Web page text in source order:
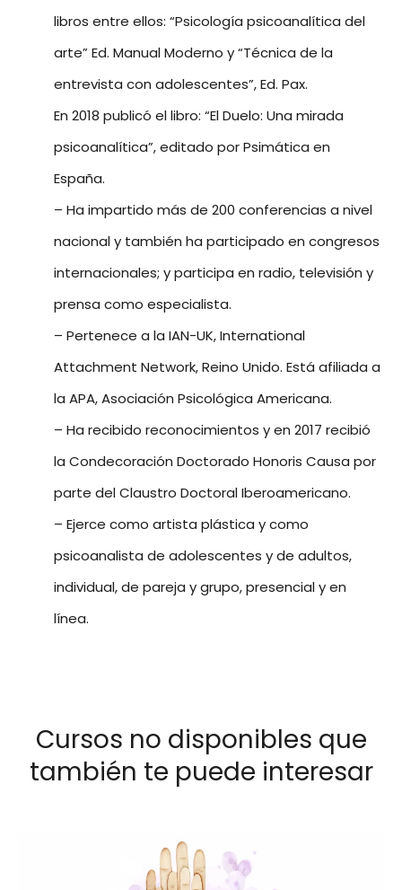
libros entre ellos: “Psicología psicoanalítica del
arte” Ed. Manual Moderno y “Técnica de la
entrevista con adolescentes”, Ed. Pax.
En 2018 publicó el libro: “El Duelo: Una mirada
psicoanalítica”, editado por Psimática en
España.
– Ha impartido más de 200 conferencias a nivel
nacional y también ha participado en congresos
internacionales; y participa en radio, televisión y
prensa como especialista.
– Pertenece a la IAN-UK, International
Attachment Network, Reino Unido. Está afiliada a
la APA, Asociación Psicológica Americana.
– Ha recibido reconocimientos y en 2017 recibió
la Condecoración Doctorado Honoris Causa por
parte del Claustro Doctoral Iberoamericano.
– Ejerce como artista plástica y como
psicoanalista de adolescentes y de adultos,
individual, de pareja y grupo, presencial y en
línea.
Cursos no disponibles que
también te puede interesar